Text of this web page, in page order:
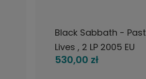
Black Sabbath - 13 , 2
LP 2013 EU
230,00 zł